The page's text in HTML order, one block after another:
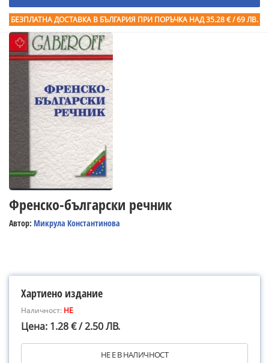
БЕЗПЛАТНА ДОСТАВКА В БЪЛГАРИЯ ПРИ ПОРЪЧКА НАД 35.28 € / 69 ЛВ.
Френско-български речник
Автор: Микрула Константинова
Хартиено издание
Наличност: НЕ
Цена: 1.28 € / 2.50 ЛВ.
НЕ Е В НАЛИЧНОСТ